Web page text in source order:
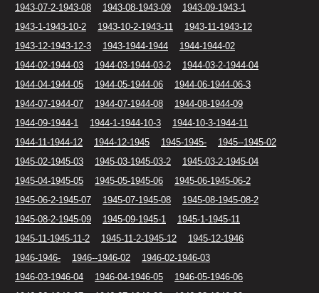
1943-07-2-1943-08
1943-08-1943-09
1943-09-1943-1
1943-1-1943-10-2
1943-10-2-1943-11
1943-11-1943-12
1943-12-1943-12-3
1943-1944-1944
1944-1944-02
1944-02-1944-03
1944-03-1944-03-2
1944-03-2-1944-04
1944-04-1944-05
1944-05-1944-06
1944-06-1944-06-3
1944-07-1944-07
1944-07-1944-08
1944-08-1944-09
1944-09-1944-1
1944-1-1944-10-3
1944-10-3-1944-11
1944-11-1944-12
1944-12-1945 1945-1945-
1945--1945-02
1945-02-1945-03
1945-03-1945-03-2
1945-03-2-1945-04
1945-04-1945-05
1945-05-1945-06
1945-06-1945-06-2
1945-06-2-1945-07
1945-07-1945-08
1945-08-1945-08-2
1945-08-2-1945-09
1945-09-1945-1
1945-1-1945-11
1945-11-1945-11-2
1945-11-2-1945-12
1945-12-1946
1946-1946-
1946--1946-02
1946-02-1946-03
1946-03-1946-04
1946-04-1946-05
1946-05-1946-06